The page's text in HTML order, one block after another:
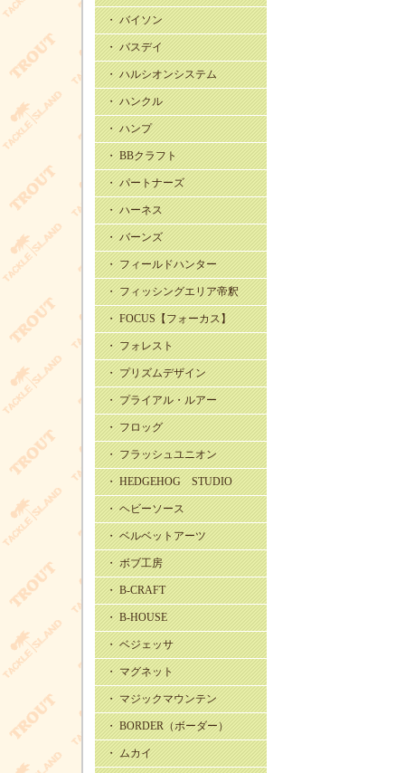
・ バイソン
・ バスデイ
・ ハルシオンシステム
・ ハンクル
・ ハンプ
・ BBクラフト
・ パートナーズ
・ ハーネス
・ バーンズ
・ フィールドハンター
・ フィッシングエリア帝釈
・ FOCUS【フォーカス】
・ フォレスト
・ プリズムデザイン
・ プライアル・ルアー
・ フロッグ
・ フラッシュユニオン
・ HEDGEHOG STUDIO
・ ヘビーソース
・ ベルベットアーツ
・ ボブ工房
・ B-CRAFT
・ B-HOUSE
・ ベジェッサ
・ マグネット
・ マジックマウンテン
・ BORDER（ボーダー）
・ ムカイ